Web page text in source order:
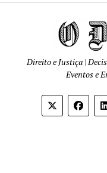
Direito e Justiça |
Eventos e